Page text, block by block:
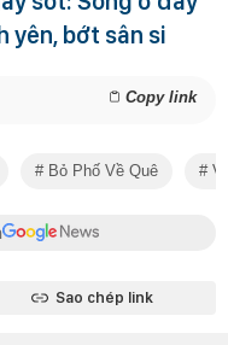
yên, bớt sân si
Copy link
Bỏ Phố Về Quê
Sao chép link